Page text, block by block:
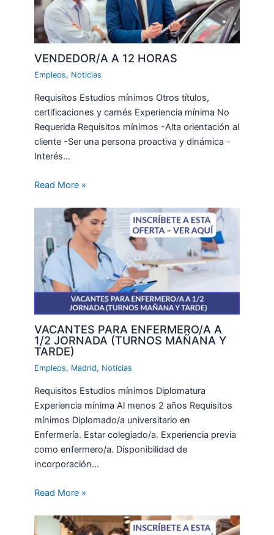
VENDEDOR/A A 12 HORAS
Empleos, Noticias
Requisitos Estudios mínimos Otros títulos,
certificaciones y carnés Experiencia mínima No
Requerida Requisitos mínimos -Alta orientación al
cliente -Ser una persona proactiva y dinámica -
Interés…
Read More »
VACANTES PARA ENFERMERO/A A
1/2 JORNADA (TURNOS MAÑANA Y
TARDE)
Empleos, Madrid, Noticias
Requisitos Estudios mínimos Diplomatura
Experiencia mínima Al menos 2 años Requisitos
mínimos Diplomado/a universitario en
Enfermería. Estar colegiado/a. Experiencia previa
como enfermero/a. Disponibilidad de
incorporación…
Read More »